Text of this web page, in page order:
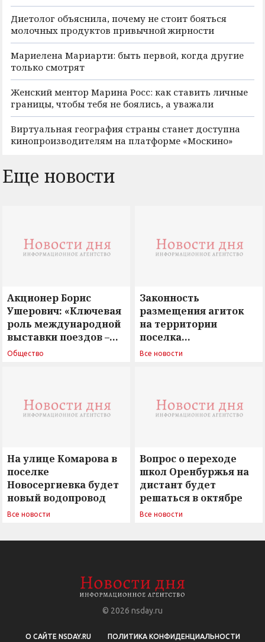
Диетолог объяснила, почему не стоит бояться
молочных продуктов привычной жирности
Мариелена Мариарти: быть первой, когда другие
только смотрят
Женский ментор Марина Росс: как ставить личные
границы, чтобы тебя не боялись, а уважали
Виртуальная география страны станет доступна
кинопроизводителям на платформе «Москино»
Еще новости
Акционер Борис
Ушерович: «Ключевая
роль международной
выставки поездов –
поиск ответов на
Общество
Законность
размещения агиток
на территории
поселка
Новосергиевка
Все новости
На улице Комарова в
поселке
Новосергиевка будет
новый водопровод
Все новости
Вопрос о переходе
школ Оренбуржья на
дистант будет
решаться в октябре
Все новости
© 2026 nsday.ru
О САЙТЕ NSDAY.RU ПОЛИТИКА КОНФИДЕНЦИАЛЬНОСТИ